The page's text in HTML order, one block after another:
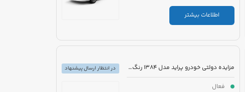
اطلاعات بیشتر
مزایده دولتی خودرو پراید مدل 1384 رنگ سفید
فعال
در انتظار ارسال پیشنهاد